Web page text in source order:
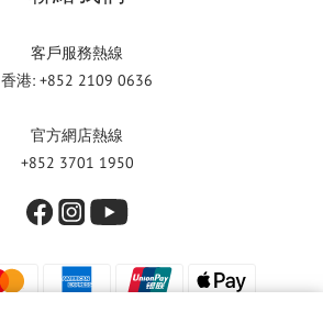
客戶服務熱線
香港: +852 2109 0636
官方網店熱線
+852 3701 1950